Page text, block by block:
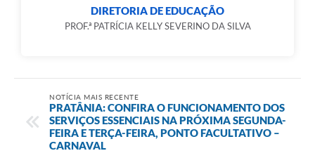
DIRETORIA DE EDUCAÇÃO
PROF.ª PATRÍCIA KELLY SEVERINO DA SILVA
NOTÍCIA MAIS RECENTE
PRATÂNIA: CONFIRA O FUNCIONAMENTO DOS
SERVIÇOS ESSENCIAIS NA PRÓXIMA SEGUNDA-
FEIRA E TERÇA-FEIRA, PONTO FACULTATIVO –
CARNAVAL